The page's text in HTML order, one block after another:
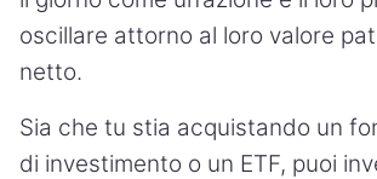
oscillare attorno al loro valore
netto.
Sia che tu stia acquistando un
di investimento o un ETF, puoi